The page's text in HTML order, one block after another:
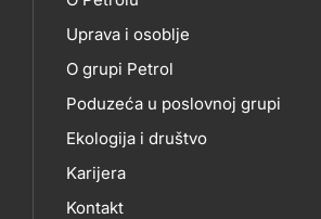
skupno.footer-
title???
O
NAMA
Uprava i osoblje
O grupi Petrol
Poduzeća u poslovnoj grupi
Ekologija i društvo
Karijera
Kontakt